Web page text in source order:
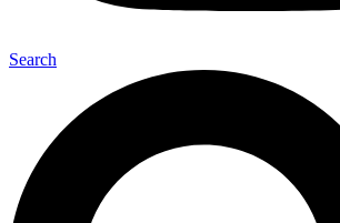
Search